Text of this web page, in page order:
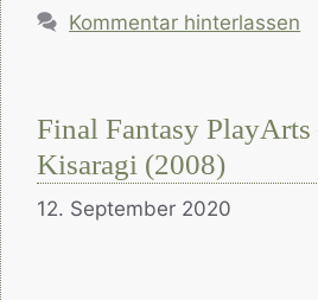
Kommentar hinterlassen
Final Fantasy
Kisaragi (2008)
12. September 2020